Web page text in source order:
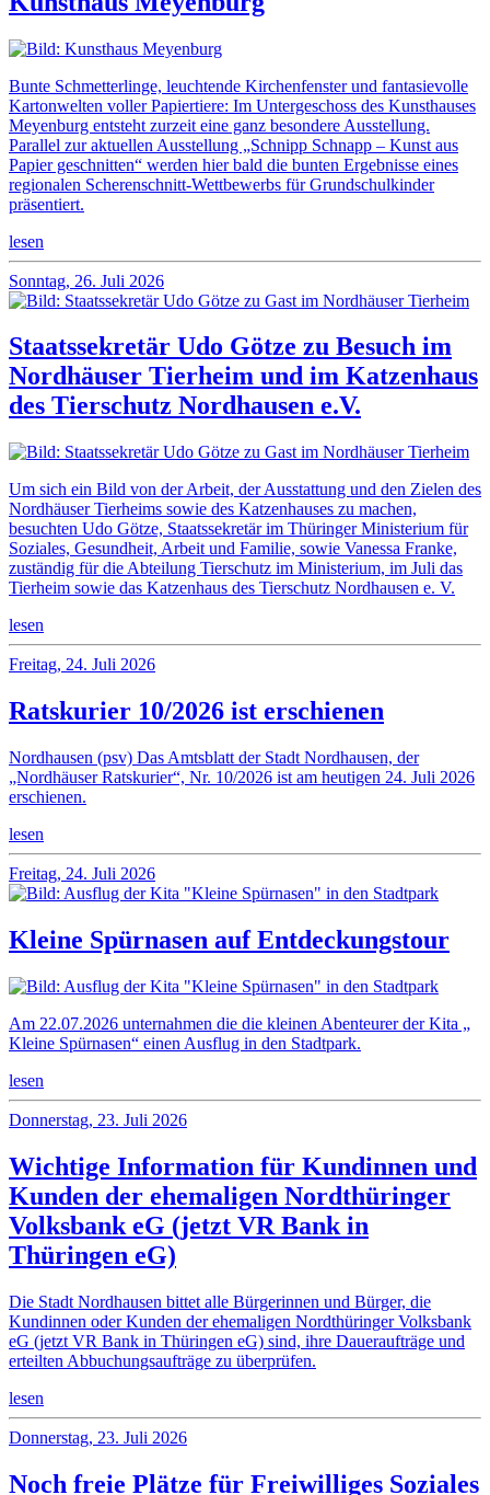
Bunte Schmetterlinge, leuchtende Kirchenfenster und fantasievolle
Kartonwelten voller Papiertiere: Im Untergeschoss des Kunsthauses
Meyenburg entsteht zurzeit eine ganz besondere Ausstellung.
Parallel zur aktuellen Ausstellung „Schnipp Schnapp – Kunst aus
Papier geschnitten“ werden hier bald die bunten Ergebnisse eines
regionalen Scherenschnitt-Wettbewerbs für Grundschulkinder
präsentiert.
lesen
Sonntag, 26. Juli 2026
Staatssekretär Udo Götze zu Besuch im
Nordhäuser Tierheim und im Katzenhaus
des Tierschutz Nordhausen e.V.
Um sich ein Bild von der Arbeit, der Ausstattung und den Zielen des
Nordhäuser Tierheims sowie des Katzenhauses zu machen,
besuchten Udo Götze, Staatssekretär im Thüringer Ministerium für
Soziales, Gesundheit, Arbeit und Familie, sowie Vanessa Franke,
zuständig für die Abteilung Tierschutz im Ministerium, im Juli das
Tierheim sowie das Katzenhaus des Tierschutz Nordhausen e. V.
lesen
Freitag, 24. Juli 2026
Ratskurier 10/2026 ist erschienen
Nordhausen (psv) Das Amtsblatt der Stadt Nordhausen, der
„Nordhäuser Ratskurier“, Nr. 10/2026 ist am heutigen 24. Juli 2026
erschienen.
lesen
Freitag, 24. Juli 2026
Kleine Spürnasen auf Entdeckungstour
Am 22.07.2026 unternahmen die die kleinen Abenteurer der Kita „
Kleine Spürnasen“ einen Ausflug in den Stadtpark.
lesen
Donnerstag, 23. Juli 2026
Wichtige Information für Kundinnen und
Kunden der ehemaligen Nordthüringer
Volksbank eG (jetzt VR Bank in
Thüringen eG)
Die Stadt Nordhausen bittet alle Bürgerinnen und Bürger, die
Kundinnen oder Kunden der ehemaligen Nordthüringer Volksbank
eG (jetzt VR Bank in Thüringen eG) sind, ihre Daueraufträge und
erteilten Abbuchungsaufträge zu überprüfen.
lesen
Donnerstag, 23. Juli 2026
Noch freie Plätze für Freiwilliges Soziales